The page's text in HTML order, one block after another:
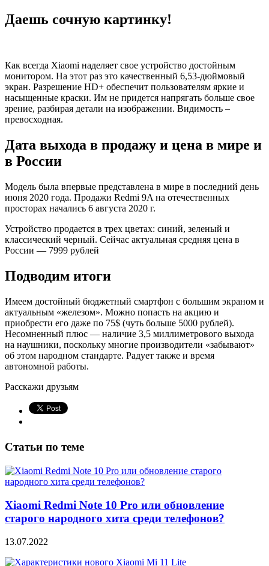
Даешь сочную картинку!
Как всегда Xiaomi наделяет свое устройство достойным
монитором. На этот раз это качественный 6,53-дюймовый
экран. Разрешение HD+ обеспечит пользователям яркие и
насыщенные краски. Им не придется напрягать больше свое
зрение, разбирая детали на изображении. Видимость –
превосходная.
Дата выхода в продажу и цена в мире и
в России
Модель была впервые представлена в мире в последний день
июня 2020 года. Продажи Redmi 9A на отечественных
просторах начались 6 августа 2020 г.
Устройство продается в трех цветах: синий, зеленый и
классический черный. Сейчас актуальная средняя цена в
России — 7999 рублей
Подводим итоги
Имеем достойный бюджетный смартфон с большим экраном и
актуальным «железом». Можно попасть на акцию и
приобрести его даже по 75$ (чуть больше 5000 рублей).
Несомненный плюс — наличие 3,5 миллиметрового выхода
на наушники, поскольку многие производители «забывают»
об этом народном стандарте. Радует также и время
автономной работы.
Расскажи друзьям
Статьи по теме
Xiaomi Redmi Note 10 Pro или обновление
старого народного хита среди телефонов?
13.07.2022